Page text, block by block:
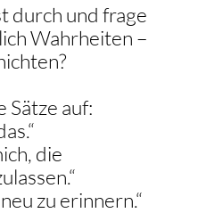
durch und frage
Wahrheiten –
Sätze auf:
die
zu erinnern.“